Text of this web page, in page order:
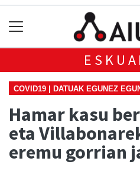
COVID19 | DATUAK EGUNEZ
Hamar kasu
eta
eremu gorrian